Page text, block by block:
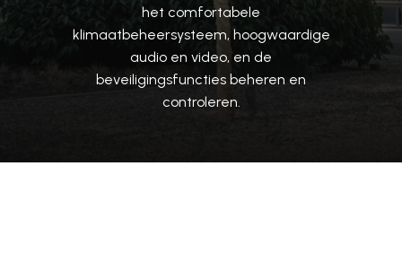
het comfortabele
klimaatbeheersysteem, hoogwaardige
audio en video, en de
beveiligingsfuncties beheren en
controleren.